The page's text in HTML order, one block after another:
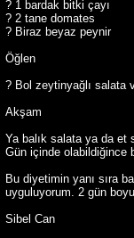
? 1 bardak bitki çayı
? 2 tane domates
? Biraz beyaz peynir
Öğlen
? Bol zeytinyağlı salata
Akşam
Ya balık salata ya da et
Gün içinde olabildiğince
Bu diyetimin yanı sıra
uyguluyorum. 2 gün
Sibel Can